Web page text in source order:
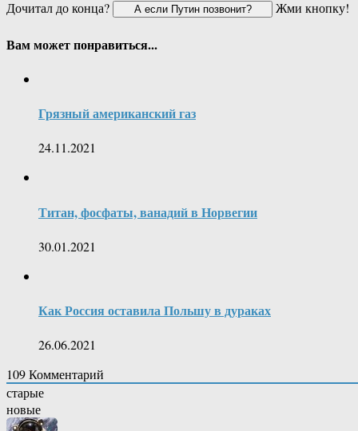
Дочитал до конца? Жми кнопку!
Вам может понравиться...
Грязный американский газ
24.11.2021
Титан, фосфаты, ванадий в Норвегии
30.01.2021
Как Россия оставила Польшу в дураках
26.06.2021
109Комментарий
старые
новые